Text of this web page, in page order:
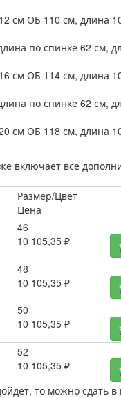
см ОБ 110 см, длина
по спинке 62 см,
см ОБ 114 см, длина
по спинке 62 см,
см ОБ 118 см, длина
включает все
Размер/Цвет
Цена
46
10 105,35 ₽
48
10 105,35 ₽
50
10 105,35 ₽
52
10 105,35 ₽
то можно сдать в